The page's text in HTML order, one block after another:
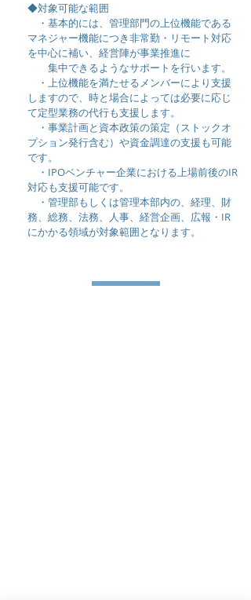
◆対象可能な範囲
・基本的には、管理部門の上位機能である
マネジャー機能につき非常勤・リモート対応
を中心に補い、経営陣が事業推進に
集中できるようなサポートを行います。
・上位機能を満たせるメンバーにより支援
しますので、時と場合によっては必要に応じ
て定型業務の代行も支援します。
・事業計画と資本政策の策定（ストックオ
プション発行含む）や資金調達の支援も可能
です。
・IPOベンチャー企業における上場前後のIR
対応も支援可能です。
・管理部もしくは管理本部内の、経理、財
務、総務、法務、人事、経営企画、広報・IR
にかかる領域が対象範囲となります。